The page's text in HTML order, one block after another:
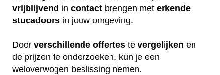
vrijblijvend in contact brengen met erkende
stucadoors in jouw omgeving.
Door verschillende offertes te vergelijken en
de prijzen te onderzoeken, kun je een
weloverwogen beslissing nemen.